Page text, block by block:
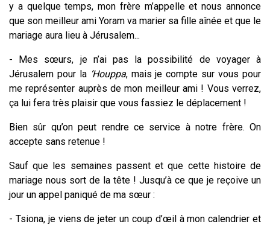
y a quelque temps, mon frère m’appelle et nous annonce
que son meilleur ami Yoram va marier sa fille aînée et que le
mariage aura lieu à Jérusalem...
- Mes sœurs, je n’ai pas la possibilité de voyager à
Jérusalem pour la ‘Houppa, mais je compte sur vous pour
me représenter auprès de mon meilleur ami ! Vous verrez,
ça lui fera très plaisir que vous fassiez le déplacement !
Bien sûr qu’on peut rendre ce service à notre frère. On
accepte sans retenue !
Sauf que les semaines passent et que cette histoire de
mariage nous sort de la tête ! Jusqu’à ce que je reçoive un
jour un appel paniqué de ma sœur :
- Tsiona, je viens de jeter un coup d’œil à mon calendrier et